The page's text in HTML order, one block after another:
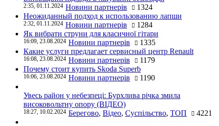
2:35, 01.11.2024 Новини партнерів
1324
Неожиданный подход к использованию лапши
2:32, 01.11.2024 Новини партнерів
1284
Як вибрати струни для класичної гітари
16:09, 23.08.2024 Новини партнерів
1335
Какие услуги предлагает сервисный центр Renault
16:08, 23.08.2024 Новини партнерів
1179
Почему стоит купить Skoda Superb
16:06, 23.08.2024 Новини партнерів 1190
Увесь район у небезпеці: Бурхлива річка змила
високовольтну опору (ВІДЕО)
18:27, 10.02.2024 Берегово, Відео, Суспільство, ТОП 4221